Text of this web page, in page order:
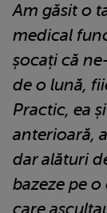
Am găsit o
medical
șocați că
de o lună,
Practic, ea
anterioară,
dar alături
bazeze pe